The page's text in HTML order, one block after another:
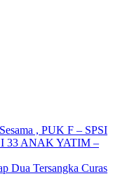
, PUK F – SPSI
33 ANAK YATIM –
Dua Tersangka Curas